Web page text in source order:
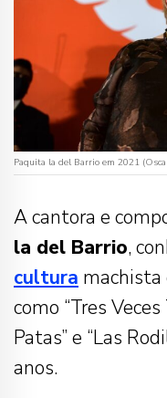
Paquita la del Barrio em 2021
A cantora e
la del Barrio,
cultura machista
como “Tres
Patas” e “Las
anos.